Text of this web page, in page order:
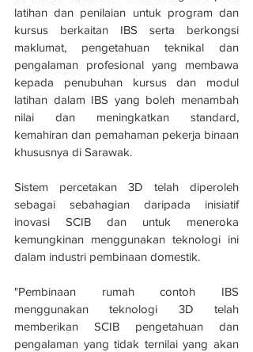
latihan dan penilaian untuk program dan
kursus berkaitan IBS serta berkongsi
maklumat, pengetahuan teknikal dan
pengalaman profesional yang membawa
kepada penubuhan kursus dan modul
latihan dalam IBS yang boleh menambah
nilai dan meningkatkan standard,
kemahiran dan pemahaman pekerja binaan
khususnya di Sarawak.
Sistem percetakan 3D telah diperoleh
sebagai sebahagian daripada inisiatif
inovasi SCIB dan untuk meneroka
kemungkinan menggunakan teknologi ini
dalam industri pembinaan domestik.
"Pembinaan rumah contoh IBS
menggunakan teknologi 3D telah
memberikan SCIB pengetahuan dan
pengalaman yang tidak ternilai yang akan